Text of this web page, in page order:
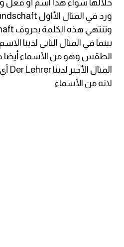
كلمات بحرف g
كلمات بحرف h
كلمات بحرف i
خلالها سواء هذا اسم أو فعل
الطقس وهو من الأسماء
لانه من الأسماء